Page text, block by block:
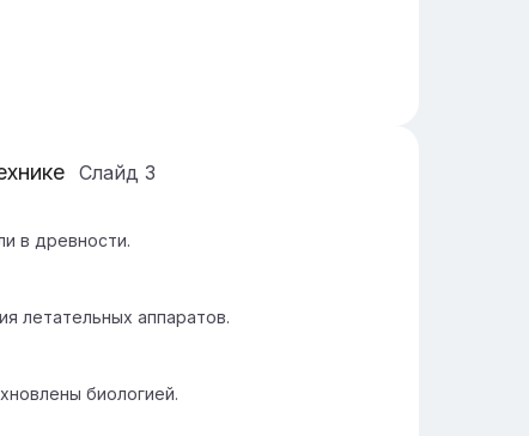
Слайд 3
в древности.
летательных аппаратов.
биологией.